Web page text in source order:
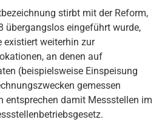
stirbt mit der Reform,
übergangslos eingeführt wurde,
existiert weiterhin zur
an denen auf
(beispielsweise Einspeisung
gemessen
entsprechen damit Messstellen im